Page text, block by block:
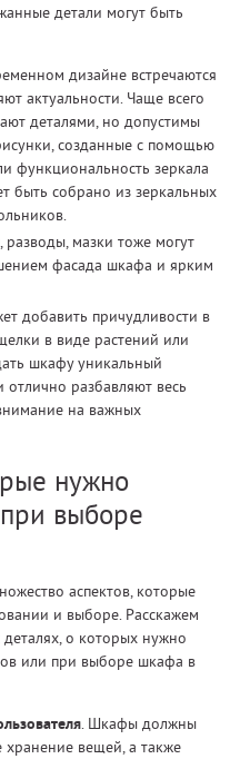
детали могут быть
дизайне встречаются
актуальности. Чаще всего
деталями, но допустимы
созданные с помощью
функциональность зеркала
быть собрано из зеркальных
мазки тоже могут
фасада шкафа и ярким
добавить причудливости в
в виде растений или
шкафу уникальный
отлично разбавляют весь
на важных
нужно
выборе
аспектов, которые
и выборе. Расскажем
о которых нужно
или при выборе шкафа в
. Шкафы должны
хранение вещей, а также